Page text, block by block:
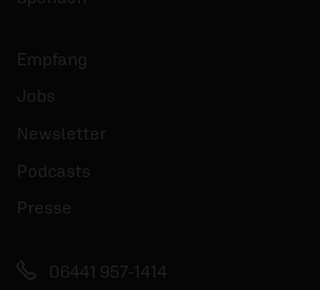
Empfang
Jobs
Newsletter
Podcasts
Presse
06441 957-1414